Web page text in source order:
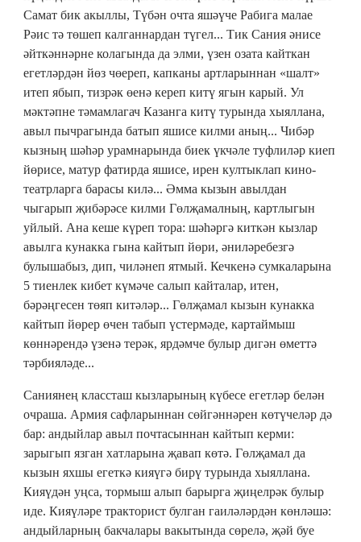
Самат бик акыллы, Түбән очта яшәүче Рабига малае
Рәис тә төшеп калганнардан түгел... Тик Сания әнисе
әйткәннәрне колагында да элми, үзен озата кайткан
егетләрдән йөз чөереп, капканы артларыннан «шалт»
итеп ябып, тизрәк өенә кереп китү ягын карый. Ул
мәктәпне тәмамлагач Казанга китү турында хыяллана,
авыл пычрагында батып яшисе килми аның... Чибәр
кызның шәһәр урамнарында биек үкчәле туфлиләр киеп
йөрисе, матур фатирда яшисе, ирен култыклап кино-
театрларга барасы килә... Әмма кызын авылдан
чыгарып җибәрәсе килми Гөлҗамалның, картлыгын
уйлый. Ана кеше күреп тора: шәһәргә киткән кызлар
авылга кунакка гына кайтып йөри, әниләребезгә
булышабыз, дип, чиләнеп ятмый. Кечкенә сумкаларына
5 тиенлек кибет күмәче салып кайталар, итен,
бәрәңгесен төяп китәләр... Гөлҗамал кызын кунакка
кайтып йөрер өчен табып үстермәде, картаймыш
көннәрендә үзенә терәк, ярдәмче булыр дигән өметтә
тәрбияләде...
Саниянең классташ кызларының күбесе егетләр белән
очраша. Армия сафларыннан сөйгәннәрен көтүчеләр дә
бар: андыйлар авыл почтасыннан кайтып керми:
зарыгып язган хатларына җавап көтә. Гөлҗамал да
кызын яхшы егеткә кияүгә бирү турында хыяллана.
Кияүдән уңса, тормыш алып барырга җиңелрәк булыр
иде. Кияүләре тракторист булган гаиләләрдән көнләшә:
андыйларның бакчалары вакытында сөрелә, җәй буе